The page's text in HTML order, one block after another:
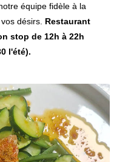
équipe fidèle à la
désirs. Restaurant
stop de 12h à 22h
l'été).